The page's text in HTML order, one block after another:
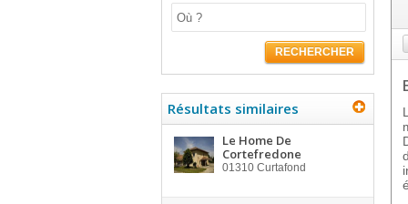
RECHERCHER
Résultats similaires
Le Home De
Cortefredone
01310 Curtafond